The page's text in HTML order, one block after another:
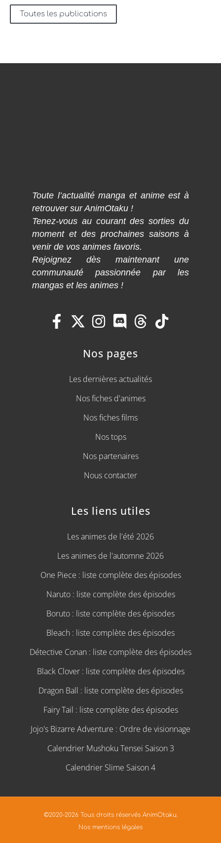
Toutes les publications
Toute l’actualité manga et anime est à
retrouver sur AnimOtaku !
Tenez-vous au courant des sorties du
moment et des prochaines saisons à
venir de vos animes favoris.
Rejoignez dès maintenant une
communauté passionnée par les
mangas et les animes !
Nos pages
Les dernières actualités
Nos fiches d'animes
Nos fiches films
Nos tops
Nos partenaires
Nous contacter
Les liens utiles
Les animes de l'été 2026
Les animes de l'automne 2026
One Piece : liste complète des épisodes
Naruto : liste complète des épisodes
Boruto : liste complète des épisodes
Bleach : liste complète des épisodes
Détective Conan : liste complète des épisodes
Black Clover : liste complète des épisodes
Dragon Ball : liste complète des épisodes
Fairy Tail : liste complète des épisodes
Jojo's Bizarre Adventure : Ordre de visionnage
Calendrier Mushoku Tensei Saison 3
Calendrier Slime Saison 4
©2020-2026 Tous droits réservés AnimOtaku.
Nos mentions légales